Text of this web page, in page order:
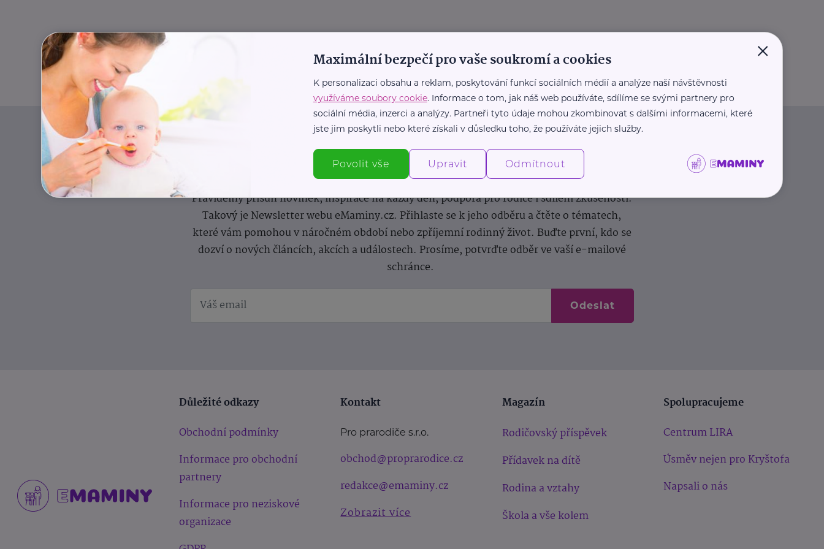
Newsletter
Pravidelný přísun novinek, inspirace na každý den, podpora pro rodiče i sdílení zkušeností.
Takový je Newsletter webu eMaminy.cz. Přihlaste se k jeho odběru a čtěte o tématech,
které vám pomohou v náročném období nebo zpříjemní rodinný život. Buďte první, kdo se
dozví o nových článcích, akcích a událostech. Prosíme, potvrďte odběr ve vaší e-mailové
schránce.
Odeslat
Důležité odkazy
Obchodní podmínky
Informace pro obchodní
partnery
Informace pro neziskové
organizace
Kontakt
Pro prarodiče s.r.o.
obchod@proprarodice.cz
redakce@emaminy.cz
Zobrazit více
Magazín
Rodičovský příspěvek
Přídavek na dítě
Rodina a vztahy
Škola a vše kolem
Spolupracujeme
Centrum LIRA
Úsměv nejen pro Kryštofa
Napsali o nás
×
Maximální bezpečí pro vaše soukromí a cookies
K personalizaci obsahu a reklam, poskytování funkcí sociálních médií a analýze naší návštěvnosti
využíváme soubory cookie. Informace o tom, jak náš web používáte, sdílíme se svými partnery pro
sociální média, inzerci a analýzy. Partneři tyto údaje mohou zkombinovat s dalšími informacemi, které
jste jim poskytli nebo které získali v důsledku toho, že používáte jejich služby.
Povolit vše Upravit Odmítnout